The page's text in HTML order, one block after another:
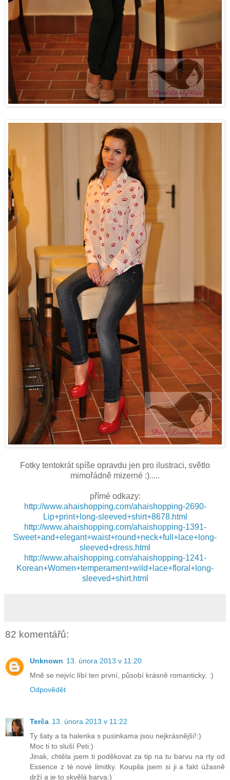
Fotky tentokrát spíše opravdu jen pro ilustraci, světlo
mimořádně mizerné :).....
přímé odkazy:
http://www.ahaishopping.com/ahaishopping-2690-
Lip+print+long-sleeved+shirt+8678.html
http://www.ahaishopping.com/ahaishopping-1391-
Sweet+and+elegant+waist+round+neck+full+lace+long-
sleeved+dress.html
http://www.ahaishopping.com/ahaishopping-1241-
Korean+Women+temperament+wild+lace+floral+long-
sleeved+shirt.html
82 komentářů:
Unknown 13. února 2013 v 11:20
Mně se nejvíc líbí ten první, působí krásně romanticky. :)
Odpovědět
Terča 13. února 2013 v 11:22
Ty šaty a ta halenka s pusinkama jsou nejkrásnější!:)
Moc ti to sluší Peti:)
Jinak, chtěla jsem ti poděkovat za tip na tu barvu na rty od
Essence z té nové limitky. Koupila jsem si ji a fakt úžasně
drží a je to skvělá barva:)